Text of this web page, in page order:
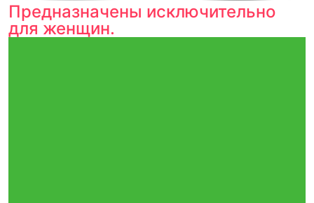
Предназначены исключительно
для женщин.